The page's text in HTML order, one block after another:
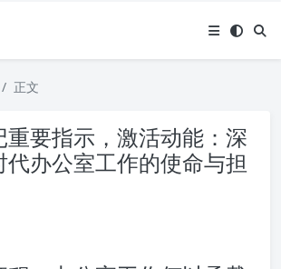
正文
重要指示，激活动能：深
代办公室工作的使命与担